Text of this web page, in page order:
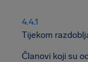
Tijekom
Članovi koji su